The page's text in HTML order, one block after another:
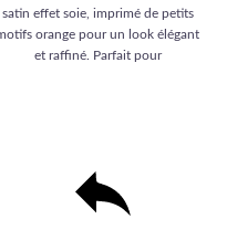
satin effet soie, imprimé de petits
orange pour un look élégant
et raffiné. Parfait pour